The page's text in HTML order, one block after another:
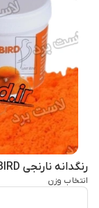
رنگدانه نارنجی PEPPER BIRD ایزیم آلمان
انتخاب وزن